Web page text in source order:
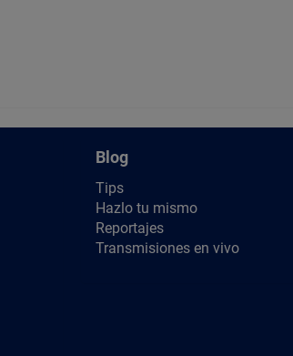
Blog
Tips
Hazlo tu mismo
Reportajes
Transmisiones en vivo